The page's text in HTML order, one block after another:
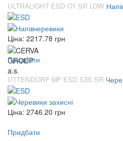
ULTRALIGHT ESD O1 SR LOW
Ціна: 2217.78 грн
Придбати
UTTENDORF MF ESD S3S SR
Ціна: 2746.20 грн
Придбати